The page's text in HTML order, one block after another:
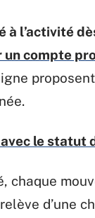
à l’activité
un compte
le statut
chaque
d’une